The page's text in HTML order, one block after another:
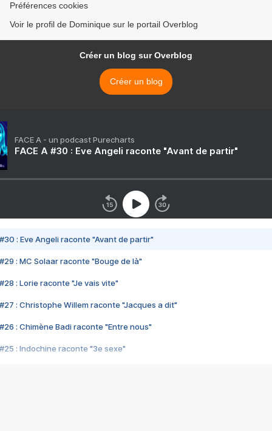
Préférences cookies
Voir le profil de Dominique sur le portail Overblog
Créer un blog sur Overblog
Créer un blog
FACE A - un podcast Purecharts
FACE A #30 : Eve Angeli raconte "Avant de partir"
#30 : Eve Angeli raconte "Avant de partir"
#29 : MC Solaar raconte "Bouge de là"
#28 : Lorie raconte "Je vais vite"
#27 : Christophe Willem raconte "Jacques a dit"
#26 : Chimène Badi raconte "Entre nous"
#25 : Indochine raconte "3e sexe"